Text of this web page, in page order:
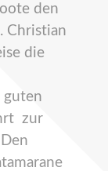
den
Christian
die
guten
zur